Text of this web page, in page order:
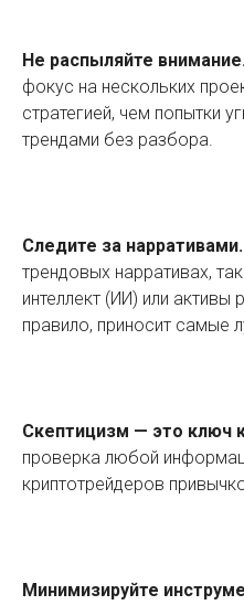
Не распыляйте
фокус на нескольких
стратегией, чем попытки
трендами без разбора.
Следите за нарративами.
трендовых нарративах,
интеллект (ИИ) или активы
правило, приносит самые
Скептицизм — это ключ
проверка любой
криптотрейдеров
Минимизируйте